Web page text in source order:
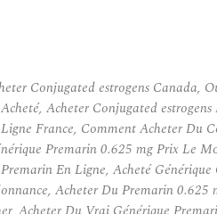
Conjugated estrogens Canada,
Acheter Conjugated
France, Comment Acheter Du
Premarin 0.625 mg Prix Le
En Ligne, Acheté
Acheter Du Premarin